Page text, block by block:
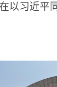
以习近平